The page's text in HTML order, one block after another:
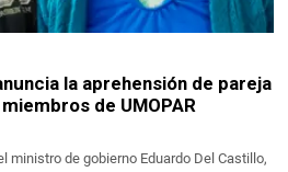
la aprehensión de pareja
de UMOPAR
ministro de gobierno Eduardo Del Castillo,